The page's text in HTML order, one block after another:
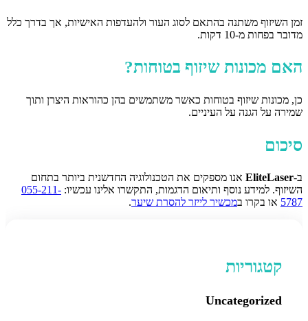
זמן השיזוף משתנה בהתאם לסוג העור ולהעדפות האישיות, אך בדרך כלל
מדובר בפחות מ-10 דקות.
האם מכונות שיזוף בטוחות?
כן, מכונות שיזוף בטוחות כאשר משתמשים בהן כהוראות היצרן ותוך
שמירה על הגנה על העיניים.
סיכום
ב-EliteLaser אנו מספקים את הטכנולוגיה החדשנית ביותר בתחום
השיזוף. למידע נוסף ותיאום הדגמות, התקשרו אלינו עכשיו: 055-211-
5787 או בקרו במכשיר לייזר להסרת שיער.
קטגוריות
Uncategorized